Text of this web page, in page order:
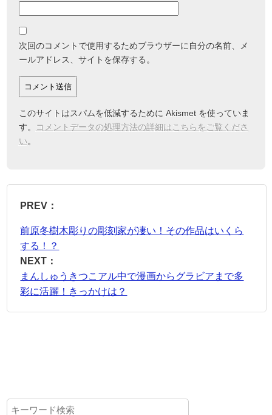
次回のコメントで使用するためブラウザーに自分の名前、メ
ールアドレス、サイトを保存する。
このサイトはスパムを低減するために Akismet を使っていま
す。
コメントデータの処理方法の詳細はこちらをご覧くださ
い。
PREV：
前原冬樹木彫りの彫刻家が凄い！その作品はいくら
する！？
NEXT：
まんしゅうきつこアル中で漫画からグラビアまで多
彩に活躍！きっかけは？